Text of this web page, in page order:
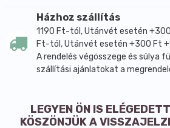
Házhoz szállítás
1190 Ft-tól, Utánvét esetén
Ft-tól, Utánvét esetén +300 Ft
A rendelés végösszege és súlya
szállítási ajánlatokat a
LEGYEN ÖN IS
KÖSZÖNJÜK A